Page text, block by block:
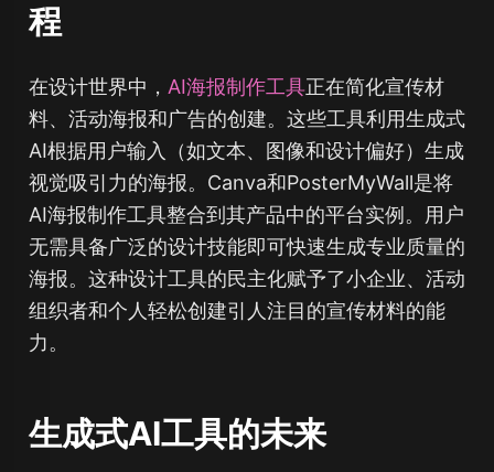
程
在设计世界中， AI海报制作工具正在简化宣传材
料、活动海报和广告的创建。这些工具利用生成式
AI根据用户输入（如文本、图像和设计偏好）生成
视觉吸引力的海报。Canva和PosterMyWall是将
AI海报制作工具整合到其产品中的平台实例。用户
无需具备广泛的设计技能即可快速生成专业质量的
海报。这种设计工具的民主化赋予了小企业、活动
组织者和个人轻松创建引人注目的宣传材料的能
力。
生成式AI工具的未来